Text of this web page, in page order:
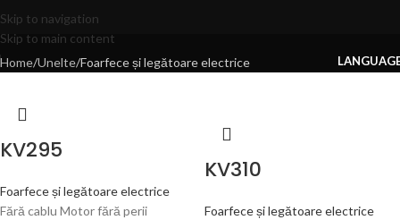
Skip to navigation
Skip to main content
Foarfece și legătoare electrice
Home Unelte Foarfece și legătoare electrice
KV295
Foarfece și legătoare electrice
Fără cablu Motor fără perii
KV310
Foarfece și legătoare electrice